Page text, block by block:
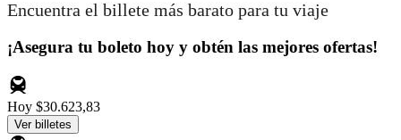
Encuentra el billete más barato para tu viaje
¡Asegura tu boleto hoy y obtén las mejores ofertas!
Hoy $30.623,83
Ver billetes